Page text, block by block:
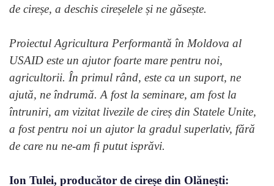
de cireșe, a deschis cireșelele și ne găsește.
Proiectul Agricultura Performantă în Moldova al
USAID este un ajutor foarte mare pentru noi,
agricultorii. În primul rând, este ca un suport, ne
ajută, ne îndrumă. A fost la seminare, am fost la
întruniri, am vizitat livezile de cireș din Statele Unite,
a fost pentru noi un ajutor la gradul superlativ, fără
de care nu ne-am fi putut isprăvi.
Ion Tulei, producător de cireșe din Olănești: